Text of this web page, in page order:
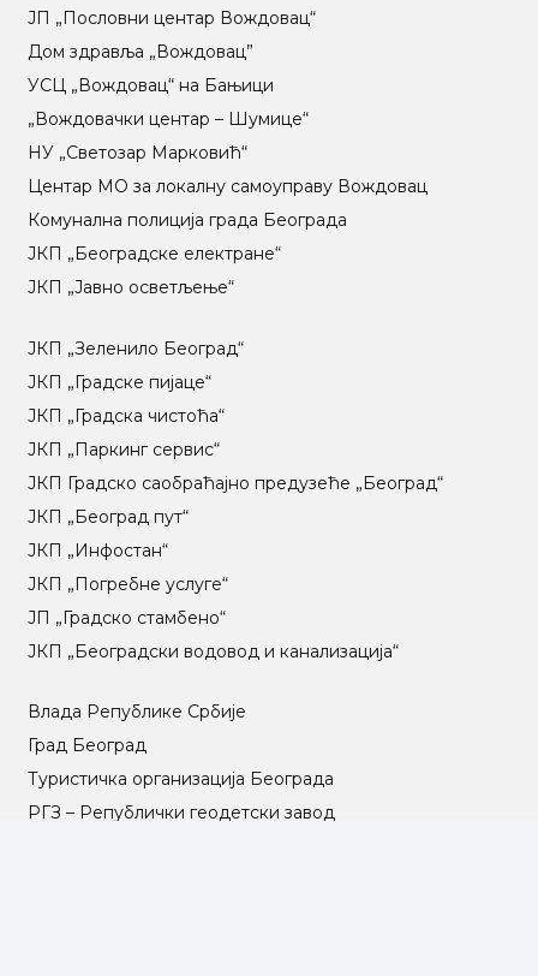
ЈП „Пословни центар Вождовац“
Дом здравља „Вождовац”
УСЦ „Вождовац“ на Бањици
„Вождовачки центар – Шумице“
НУ „Светозар Марковић“
Центар МO за локалну самоуправу Вождовац
Комунална полиција града Београда
ЈКП „Београдске електране“
ЈКП „Јавно осветљење“
ЈКП „Зеленило Београд“
ЈКП „Градске пијаце“
ЈКП „Градска чистоћа“
ЈКП „Паркинг сервис“
ЈКП Градско саобраћајно предузеће „Београд“
ЈКП „Београд пут“
ЈКП „Инфостан“
ЈКП „Погребне услуге“
ЈП „Градско стамбено“
ЈКП „Београдски водовод и канализација“
Влада Републике Србије
Град Београд
Туристичка организација Београда
РГЗ – Републички геодетски завод